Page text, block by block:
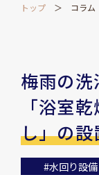
トップ コラム
梅雨の洗
「浴室
し」の
#水回り設備